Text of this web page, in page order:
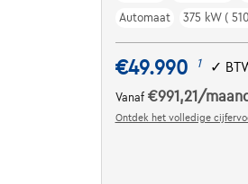
Automaat
375 kW (
€49.990 1 ✓
Vanaf €991,21 /
Ontdek het volledige